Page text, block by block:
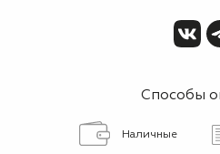
Способы
Наличные